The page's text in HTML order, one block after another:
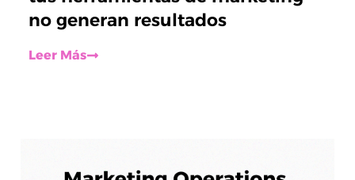
no generan resultados
Leer Más